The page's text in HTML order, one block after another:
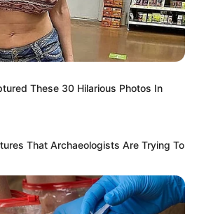
These 30 Hilarious Photos In
That Archaeologists Are Trying To